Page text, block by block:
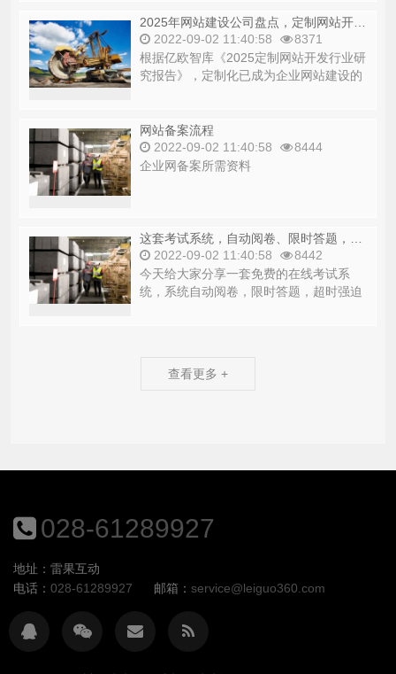
2022-09-02 11:40:58
8371
根据亿欧智库《2025定制网站开发行业研
究报告》，定制化已成为企业网站建设的
网站备案流程
2022-09-02 11:40:58
8444
企业网备案所需资料
2022-09-02 11:40:58
8442
今天给大家分享一套免费的在线考试系
统，系统自动阅卷，限时答题，超时强迫
查看更多 +
028-61289927
地址：雷果互动
电话： 028-61289927 邮箱： service@leiguo360.com